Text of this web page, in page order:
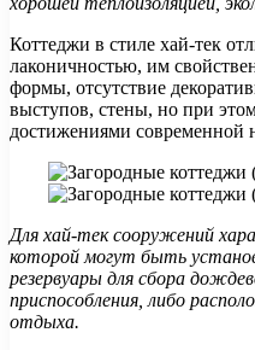
Коттеджи в стиле хай-тек
лаконичностью, им
формы, отсутствие
выступов, стены, но при
достижениями современной
Для хай-тек сооружений
которой могут быть
резервуары для сбора
приспособления, либо
отдыха.